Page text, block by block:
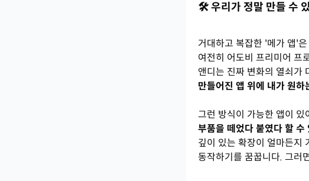
🛠️ 우리가 정말 만들 수
거대하고 복잡한 '메가 앱'
여전히 어도비 프리미어 프
앤디는 진짜 변화의 열쇠가
만들어진 앱 위에 내가 원하
그런 방식이 가능한 앱이 있
부품을 떼었다 붙였다 할 수
깊이 있는 확장이 얼마든지
동작하기를 꿈꿉니다. 그러